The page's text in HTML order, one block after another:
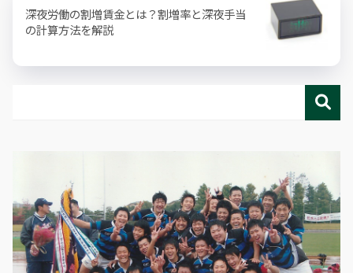
深夜労働の割増賃金とは？割増率と深夜手当
の計算方法を解説